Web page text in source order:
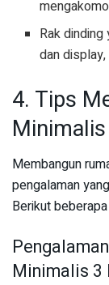
Rak
dan
4. Tips
Membangun
pengalaman
Berikut
Minimalis 3